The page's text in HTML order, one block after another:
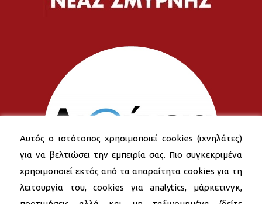
Αυτός ο ιστότοπος χρησιμοποιεί cookies (ιχνηλάτες)
για να βελτιώσει την εμπειρία σας. Πιο συγκεκριμένα
χρησιμοποιεί εκτός από τα απαραίτητα cookies για τη
λειτουργία του, cookies για analytics, μάρκετινγκ,